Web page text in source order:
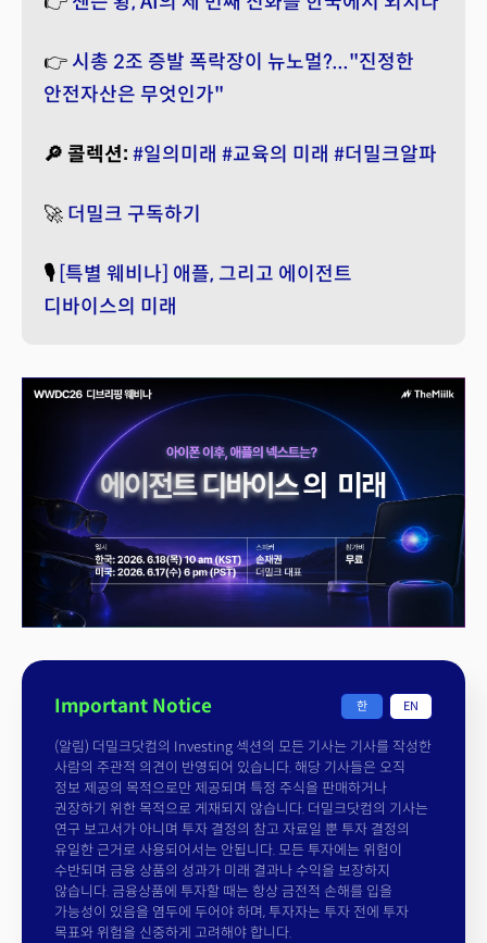
👉 시총 2조 증발 폭락장이 뉴노멀?..."진정한
안전자산은 무엇인가"
🔎 콜렉션: #일의미래 #교육의 미래 #더밀크알파
🚀 더밀크 구독하기
🎙️[특별 웨비나] 애플, 그리고 에이전트
디바이스의 미래
Important Notice 한 EN
(알림) 더밀크닷컴의 Investing 섹션의 모든 기사는 기사를 작성한
사람의 주관적 의견이 반영되어 있습니다. 해당 기사들은 오직
정보 제공의 목적으로만 제공되며 특정 주식을 판매하거나
권장하기 위한 목적으로 게재되지 않습니다. 더밀크닷컴의 기사는
연구 보고서가 아니며 투자 결정의 참고 자료일 뿐 투자 결정의
유일한 근거로 사용되어서는 안됩니다. 모든 투자에는 위험이
수반되며 금융 상품의 성과가 미래 결과나 수익을 보장하지
않습니다. 금융상품에 투자할 때는 항상 금전적 손해를 입을
가능성이 있음을 염두에 두어야 하며, 투자자는 투자 전에 투자
목표와 위험을 신중하게 고려해야 합니다.